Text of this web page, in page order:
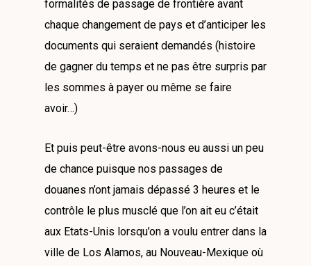
formalités de passage de frontière avant
chaque changement de pays et d’anticiper les
documents qui seraient demandés (histoire
de gagner du temps et ne pas être surpris par
les sommes à payer ou même se faire
avoir…)
Et puis peut-être avons-nous eu aussi un peu
de chance puisque nos passages de
douanes n’ont jamais dépassé 3 heures et le
contrôle le plus musclé que l’on ait eu c’était
aux Etats-Unis lorsqu’on a voulu entrer dans la
ville de Los Alamos, au Nouveau-Mexique où